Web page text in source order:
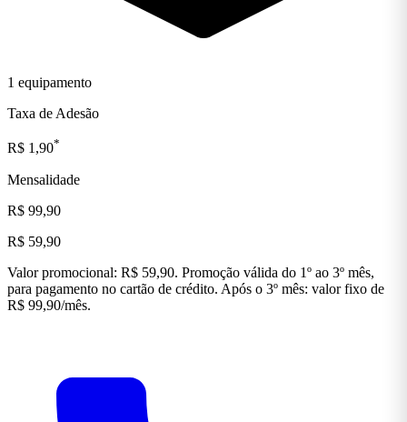
1 equipamento
Taxa de Adesão
R$ 1,90*
Mensalidade
R$ 99,90
R$ 59,90
Valor promocional: R$ 59,90. Promoção válida do 1º ao 3º mês,
para pagamento no cartão de crédito. Após o 3º mês: valor fixo de
R$ 99,90/mês.